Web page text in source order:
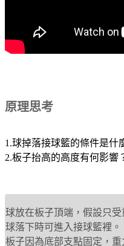
原理思考
1.球掉落接球籃的條件是什
2.板子抬高的高度有何影響
球放在板子頂端，假設只
球落下時可進入接球籃裡。
板子因為底部支點固定，